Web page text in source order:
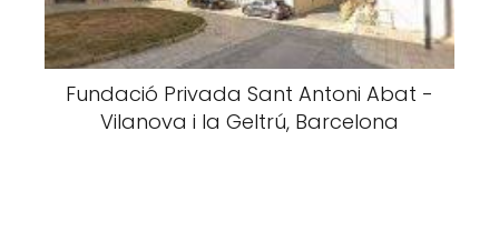
Fundació Privada Sant Antoni Abat -
Vilanova i la Geltrú, Barcelona